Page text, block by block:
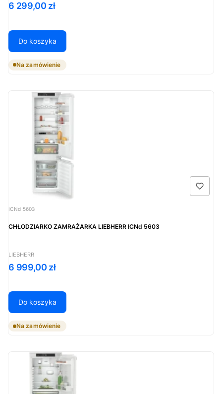
Cena
6 299,00 zł
Do koszyka
Na zamówienie
Kod produktu
ICNd 5603
CHŁODZIARKO ZAMRAŻARKA LIEBHERR ICNd 5603
PRODUCENT
LIEBHERR
Cena
6 999,00 zł
Do koszyka
Na zamówienie